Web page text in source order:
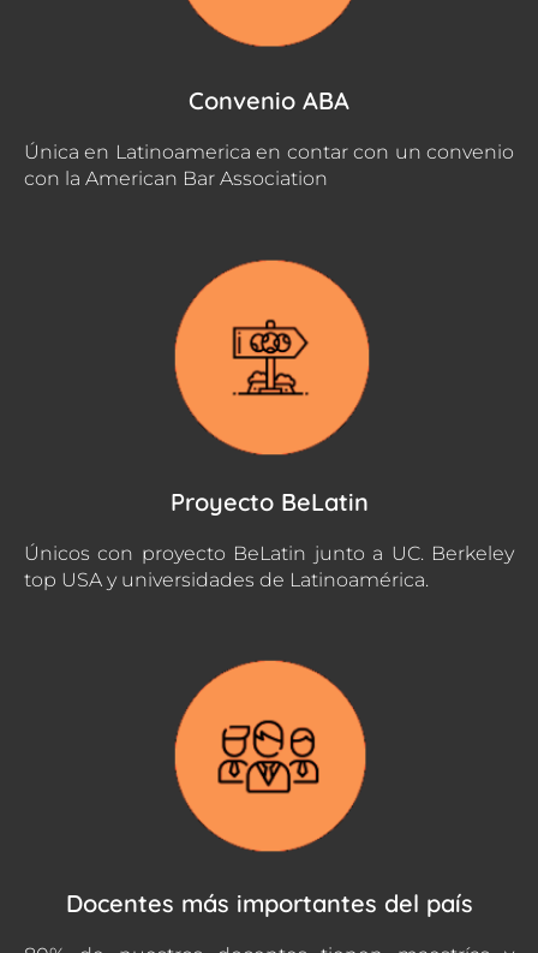
Convenio ABA
Única en Latinoamerica en contar con un convenio
con la American Bar Association
Proyecto BeLatin
Únicos con proyecto BeLatin junto a UC. Berkeley
top USA y universidades de Latinoamérica.
Docentes más importantes del país